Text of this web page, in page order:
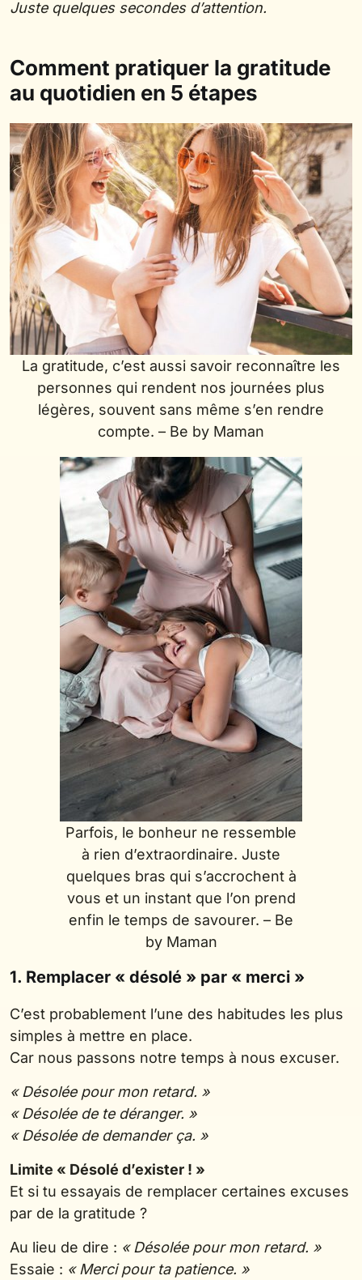
Juste quelques secondes d’attention.
Comment pratiquer la gratitude
au quotidien en 5 étapes
La gratitude, c’est aussi savoir reconnaître les
personnes qui rendent nos journées plus
légères, souvent sans même s’en rendre
compte. – Be by Maman
Parfois, le bonheur ne ressemble
à rien d’extraordinaire. Juste
quelques bras qui s’accrochent à
vous et un instant que l’on prend
enfin le temps de savourer. – Be
by Maman
1. Remplacer « désolé » par « merci »
C’est probablement l’une des habitudes les plus
simples à mettre en place.
Car nous passons notre temps à nous excuser.
« Désolée pour mon retard. »
« Désolée de te déranger. »
« Désolée de demander ça. »
Limite « Désolé d’exister ! »
Et si tu essayais de remplacer certaines excuses
par de la gratitude ?
Au lieu de dire : « Désolée pour mon retard. »
Essaie : « Merci pour ta patience. »